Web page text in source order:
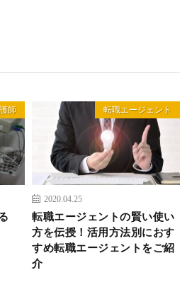
師 転職エージェント
2020.04.25
転職エージェントの賢い使い
方を伝授！活用方法別におす
すめ転職エージェントをご紹
介